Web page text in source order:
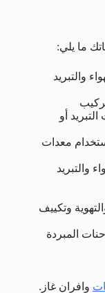
ما يلي:
والتبريد
أو
معدات
والتبريد
وتكييف
المبردة
وافران غاز.